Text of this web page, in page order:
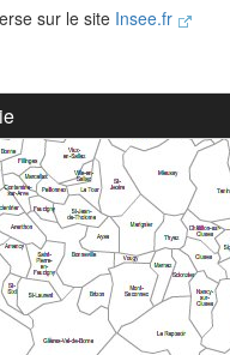
sur le site Insee.fr